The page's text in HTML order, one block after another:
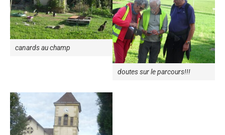
canards au champ
doutes sur le parcours!!!